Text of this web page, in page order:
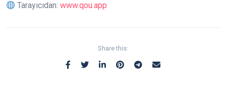
Tarayıcıdan:www.qou.app
Share this: